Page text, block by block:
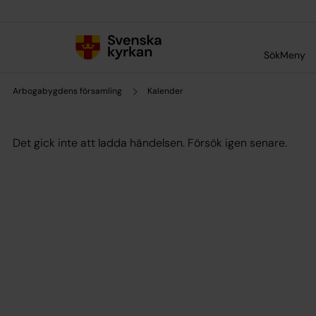
SökMeny
Arbogabygdens församling Kalender
Det gick inte att ladda händelsen. Försök igen senare.